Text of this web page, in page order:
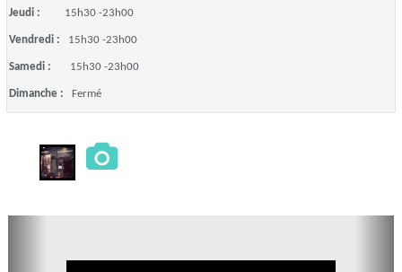
Jeudi : 15h30 -23h00
Vendredi : 15h30 -23h00
Samedi : 15h30 -23h00
Dimanche : Fermé